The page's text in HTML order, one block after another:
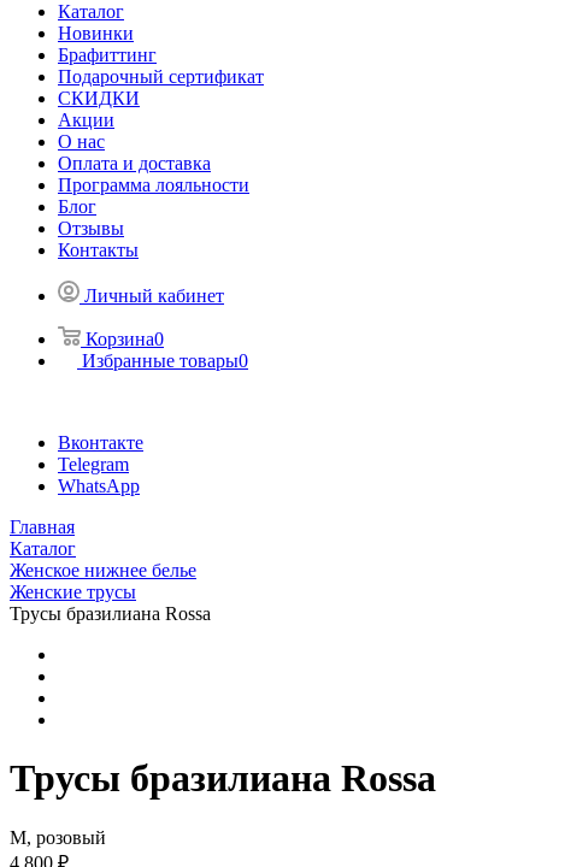
Каталог
Новинки
Брафиттинг
Подарочный сертификат
СКИДКИ
Акции
О нас
Оплата и доставка
Программа лояльности
Блог
Отзывы
Контакты
Личный кабинет
Корзина0
Избранные товары0
Вконтакте
Telegram
WhatsApp
Главная
Каталог
Женское нижнее белье
Женские трусы
Трусы бразилиана Rossa
Трусы бразилиана Rossa
M, розовый
4 800 ₽